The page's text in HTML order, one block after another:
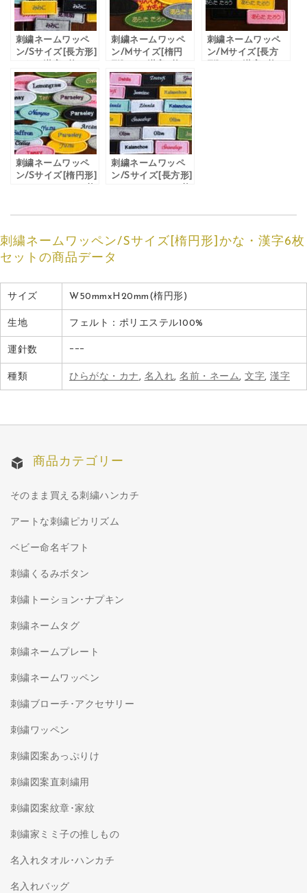
刺繍ネームワッペ
ン/Sサイズ[長方形]
ト
刺繍ネームワッペ
ン/Mサイズ[楕円
ット
刺繍ネームワッペ
ン/Mサイズ[長方
刺繍ネームワッペ
ン/Sサイズ[楕円形]
刺繍ネームワッペ
ン/Sサイズ[長方形]
刺繍ネームワッペン/Sサイズ[楕円形]かな・漢字6枚
セットの商品データ
サイズ W50mmxH20mm(楕円形)
生地 フェルト：ポリエステル100%
運針数 ｰｰｰ
種類 ひらがな・カナ, 名入れ, 名前・ネーム, 文字, 漢字
商品カテゴリー
そのまま買える刺繍ハンカチ
アートな刺繍ピカリズム
ベビー命名ギフト
刺繍くるみボタン
刺繍トーション･ナプキン
刺繍ネームタグ
刺繍ネームプレート
刺繍ネームワッペン
刺繍ブローチ･アクセサリー
刺繍ワッペン
刺繍図案あっぷりけ
刺繍図案直刺繍用
刺繍図案紋章･家紋
刺繍家ミミ子の推しもの
名入れタオル･ハンカチ
名入れバッグ